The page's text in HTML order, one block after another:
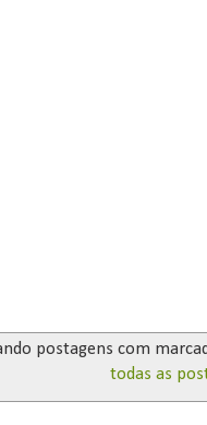
postagens com
todas as